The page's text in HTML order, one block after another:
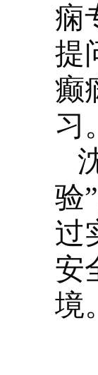
痫
提
癫
习。
验
过
安
境。